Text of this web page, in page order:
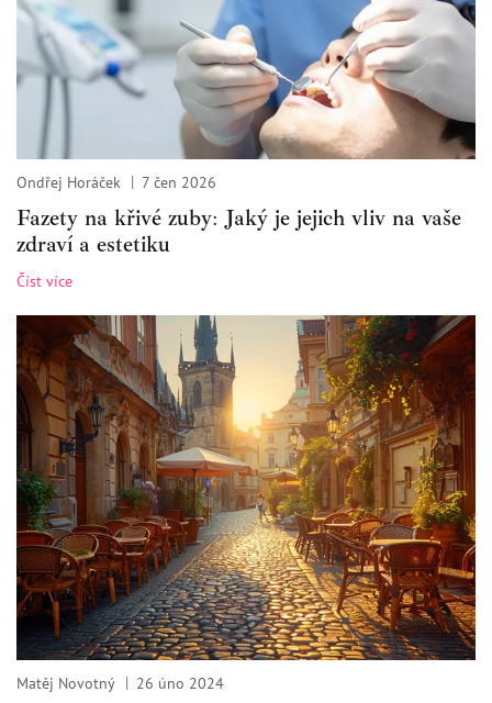
Ondřej Horáček 7 čen 2026
Fazety na křivé zuby: Jaký je jejich vliv na vaše
zdraví a estetiku
Číst více
Matěj Novotný 26 úno 2024